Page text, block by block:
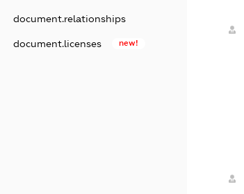
document.relationships
document.licenses new!